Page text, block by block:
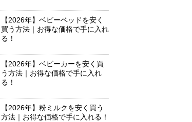
【2026年】ベビーベッドを安く
買う方法｜お得な価格で手に入れ
る！
【2026年】ベビーカーを安く買
う方法｜お得な価格で手に入れ
る！
【2026年】粉ミルクを安く買う
方法｜お得な価格で手に入れる！